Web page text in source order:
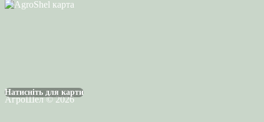
Натисніть для карти
АгроШел © 2026